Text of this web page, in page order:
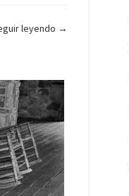
leyendo «El
sillón»
→